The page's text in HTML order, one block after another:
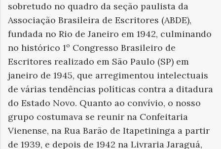
sobretudo no quadro da seção paulista da
Associação Brasileira de Escritores (ABDE),
fundada no Rio de Janeiro em 1942, culminando
no histórico 1º Congresso Brasileiro de
Escritores realizado em São Paulo (SP) em
janeiro de 1945, que arregimentou intelectuais
de várias tendências políticas contra a ditadura
do Estado Novo. Quanto ao convívio, o nosso
grupo costumava se reunir na Confeitaria
Vienense, na Rua Barão de Itapetininga a partir
de 1939, e depois de 1942 na Livraria Jaraguá,